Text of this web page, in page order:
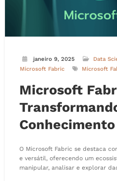
janeiro 9, 2025 Data
Microsoft Fabric
Microsoft
Microsoft
Conhecimento
O Microsoft Fabric se destaca
e versátil, oferecendo um
manipular, analisar e explorar